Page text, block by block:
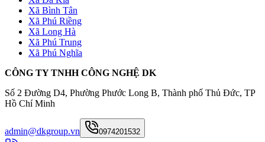
Xã Bình Tân
Xã Phú Riềng
Xã Long Hà
Xã Phú Trung
Xã Phú Nghĩa
CÔNG TY TNHH CÔNG NGHỆ DK
Số 2 Đường D4, Phường Phước Long B, Thành phố Thủ Đức, TP
Hồ Chí Minh
admin@dkgroup.vn 0974201532